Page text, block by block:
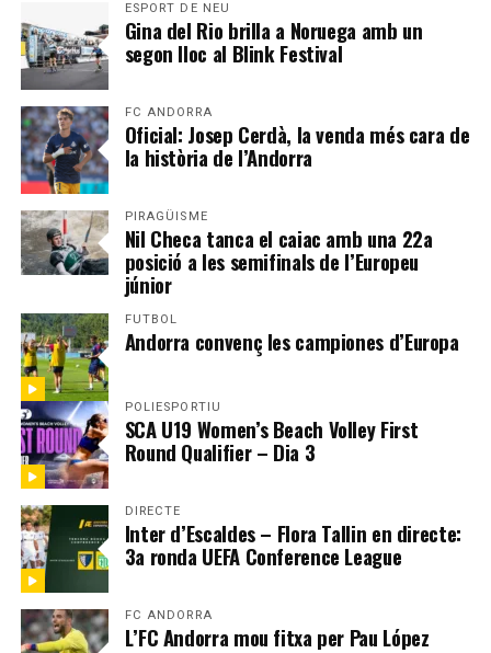
ESPORT DE NEU
Gina del Rio brilla a Noruega amb un
segon lloc al Blink Festival
FC ANDORRA
Oficial: Josep Cerdà, la venda més cara de
la història de l’Andorra
PIRAGÜISME
Nil Checa tanca el caiac amb una 22a
posició a les semifinals de l’Europeu
júnior
FUTBOL
Andorra convenç les campiones d’Europa
POLIESPORTIU
SCA U19 Women’s Beach Volley First
Round Qualifier – Dia 3
DIRECTE
Inter d’Escaldes – Flora Tallin en directe:
3a ronda UEFA Conference League
FC ANDORRA
L’FC Andorra mou fitxa per Pau López